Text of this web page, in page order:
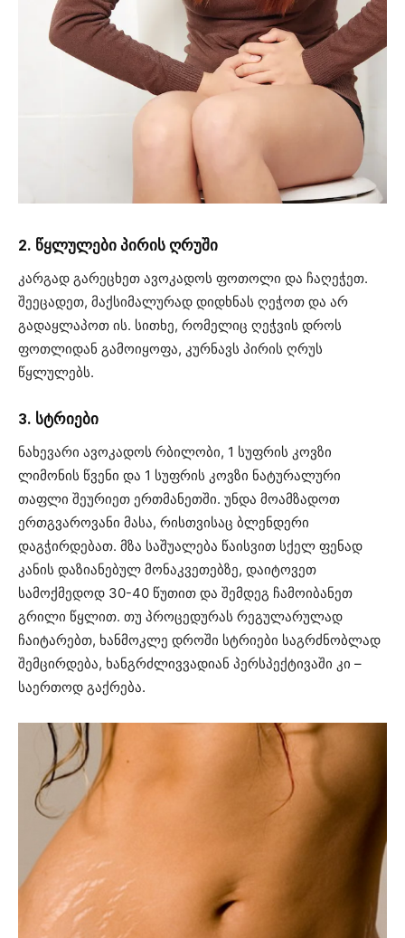
2. წყლულები პირის ღრუში
კარგად გარეცხეთ ავოკადოს ფოთოლი და ჩაღეჭეთ.
შეეცადეთ, მაქსიმალურად დიდხნას ღეჭოთ და არ
გადაყლაპოთ ის. სითხე, რომელიც ღეჭვის დროს
ფოთლიდან გამოიყოფა, კურნავს პირის ღრუს
წყლულებს.
3. სტრიები
ნახევარი ავოკადოს რბილობი, 1 სუფრის კოვზი
ლიმონის წვენი და 1 სუფრის კოვზი ნატურალური
თაფლი შეურიეთ ერთმანეთში. უნდა მოამზადოთ
ერთგვაროვანი მასა, რისთვისაც ბლენდერი
დაგჭირდებათ. მზა საშუალება წაისვით სქელ ფენად
კანის დაზიანებულ მონაკვეთებზე, დაიტოვეთ
სამოქმედოდ 30-40 წუთით და შემდეგ ჩამოიბანეთ
გრილი წყლით. თუ პროცედურას რეგულარულად
ჩაიტარებთ, ხანმოკლე დროში სტრიები საგრძნობლად
შემცირდება, ხანგრძლივვადიან პერსპექტივაში კი –
საერთოდ გაქრება.